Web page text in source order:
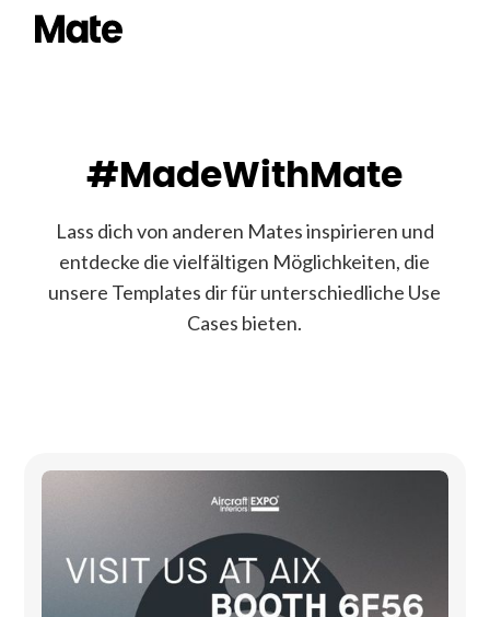
#MadeWithMate
Lass dich von anderen Mates inspirieren und
entdecke die vielfältigen Möglichkeiten, die
unsere Templates dir für unterschiedliche Use
Cases bieten.